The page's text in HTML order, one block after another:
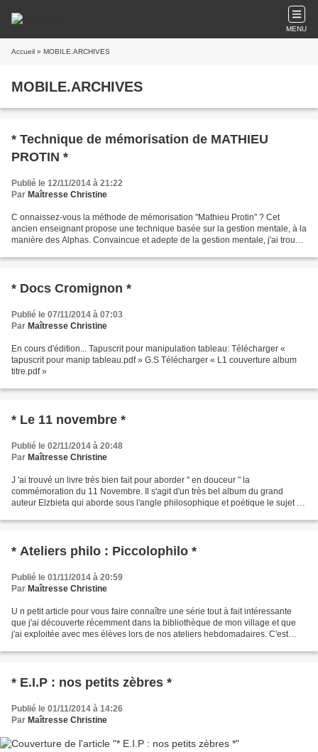
MENU
Accueil » MOBILE.ARCHIVES
MOBILE.ARCHIVES
* Technique de mémorisation de MATHIEU
PROTIN *
Publié le 12/11/2014 à 21:22
Par Maîtresse Christine
C onnaissez-vous la méthode de mémorisation "Mathieu Protin" ? Cet
ancien enseignant propose une technique basée sur la gestion mentale, à la
manière des Alphas. Convaincue et adepte de la gestion mentale, j'ai trouvé
* Docs Cromignon *
Publié le 07/11/2014 à 07:03
Par Maîtresse Christine
En cours d'édition... Tapuscrit pour manipulation tableau: Télécharger «
tapuscrit pour manip tableau.pdf » G.S Télécharger « L1 couverture album
titre.pdf »
* Le 11 novembre *
Publié le 02/11/2014 à 20:48
Par Maîtresse Christine
J 'ai trouvé un livre très bien fait pour aborder " en douceur " la
commémoration du 11 Novembre. Il s'agit d'un très bel album du grand
auteur Elzbieta qui aborde sous l'angle philosophique et poétique le sujet de
* Ateliers philo : Piccolophilo *
Publié le 01/11/2014 à 20:59
Par Maîtresse Christine
U n petit article pour vous faire connaître une série tout à fait intéressante
que j'ai découverte récemment dans la bibliothèque de mon village et que
j'ai exploitée avec mes élèves lors de nos ateliers hebdomadaires. C'est
* E.I.P : nos petits zèbres *
Publié le 01/11/2014 à 14:26
Par Maîtresse Christine